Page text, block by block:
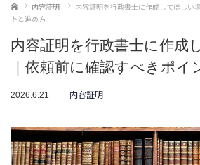
ホーム 内容証明
内容証明を行政書士に作成してほしい
トと進め方
内容証明を行政書士に作成
｜依頼前に確認すべきポイ
2026.6.21 内容証明